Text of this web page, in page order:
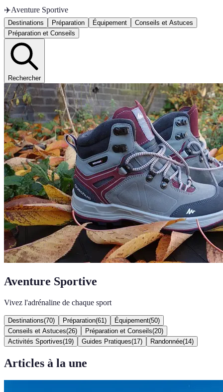
✈️Aventure Sportive
Destinations Préparation Équipement
Conseils et Astuces
Préparation et Conseils
Rechercher
Aventure Sportive
Vivez l'adrénaline de chaque sport
Destinations(70) Préparation(61 ) Équipement(50)
Conseils et Astuces(26) Préparation et Conseils(20)
Activités Sportives(19) Guides Pratiques(17) Randonnée(14)
Articles à la une